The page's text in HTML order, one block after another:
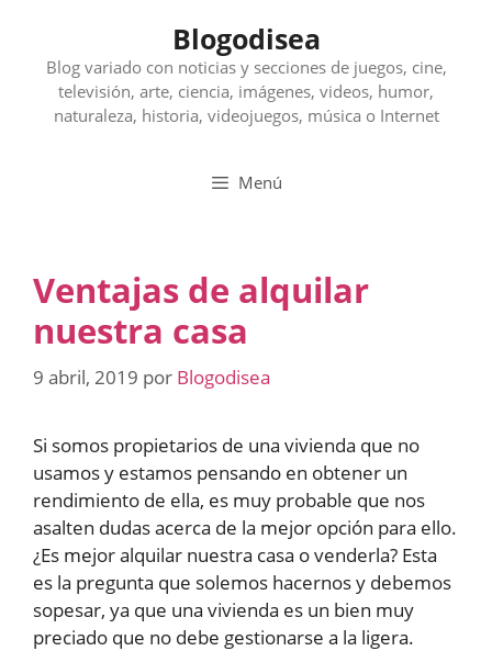
contenido
Blogodisea
Blog variado con noticias y secciones de juegos, cine,
televisión, arte, ciencia, imágenes, videos, humor,
naturaleza, historia, videojuegos, música o Internet
Menú
Ventajas de alquilar
nuestra casa
9 abril, 2019 por Blogodisea
Si somos propietarios de una vivienda que no
usamos y estamos pensando en obtener un
rendimiento de ella, es muy probable que nos
asalten dudas acerca de la mejor opción para ello.
¿Es mejor alquilar nuestra casa o venderla? Esta
es la pregunta que solemos hacernos y debemos
sopesar, ya que una vivienda es un bien muy
preciado que no debe gestionarse a la ligera.